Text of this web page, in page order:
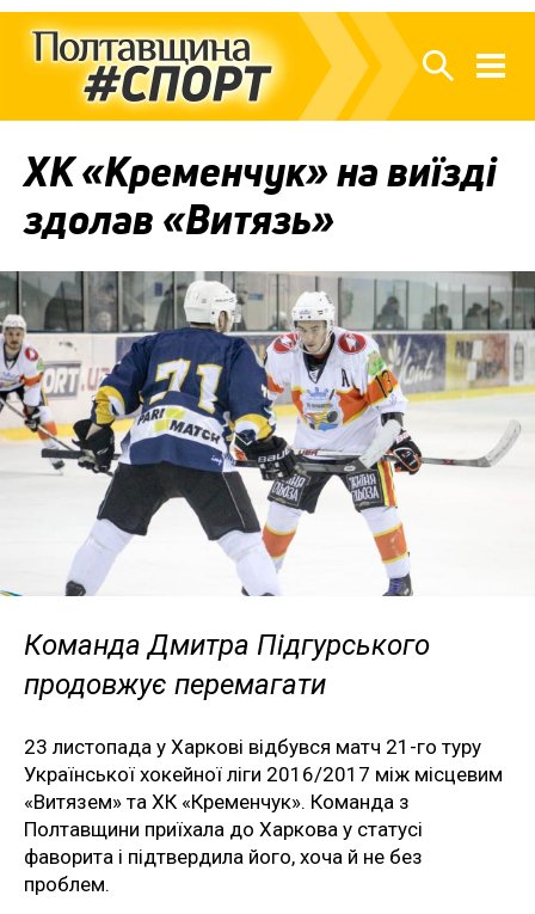
ХК «Кременчук» на виїзді
здолав «Витязь»
Команда Дмитра Підгурського
продовжує перемагати
23 листопада у Харкові відбувся матч 21-го туру
Української хокейної ліги 2016/2017 між місцевим
«Витязем» та ХК «Кременчук». Команда з
Полтавщини приїхала до Харкова у статусі
фаворита і підтвердила його, хоча й не без
проблем.